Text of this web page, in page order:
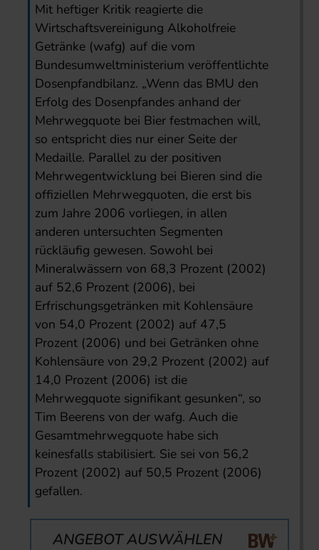
Mit heftiger Kritik reagierte die
Wirtschaftsvereinigung Alkoholfreie
Getränke (wafg) auf die vom
Bundesumweltministerium veröffentlichte
Dosenpfandbilanz. „Wenn das BMU den
Erfolg des Dosenpfandes anhand der
Mehrwegquote bei Bier festmachen will,
so entspricht dies nur einer Seite der
Medaille. Parallel zu der positiven
Mehrwegentwicklung bei Bieren sind die
offiziellen Mehrwegquoten, die erst bis
zum Jahre 2006 vorliegen, in allen
anderen untersuchten Segmenten
rückläufig gewesen. Sowohl bei
Mineralwässern von 68,3 Prozent (2002)
auf 52,6 Prozent (2006), bei
Erfrischungsgetränken mit Kohlensäure
von 54,0 Prozent (2002) auf 47,5
Prozent (2006) und bei Getränken ohne
Kohlensäure von 29,2 Prozent (2002) auf
14,0 Prozent (2006) ist die
Mehrwegquote signifikant gesunken“, so
Tim Beerens von der wafg. Auch die
Gesamtmehrwegquote habe sich
keinesfalls stabilisiert. Sie sei von 56,2
Prozent (2002) auf 50,5 Prozent (2006)
gefallen.
ANGEBOT AUSWÄHLEN